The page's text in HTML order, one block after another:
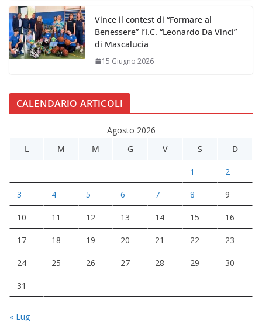
Vince il contest di “Formare al
Benessere” l’I.C. “Leonardo Da Vinci”
di Mascalucia
15 Giugno 2026
CALENDARIO ARTICOLI
Agosto 2026
L
M M G V S D
1 2
3 4 5 6 7 8 9
10 11 12 13 14 15 16
17 18 19 20 21 22 23
24 25 26 27 28 29 30
31
« Lug